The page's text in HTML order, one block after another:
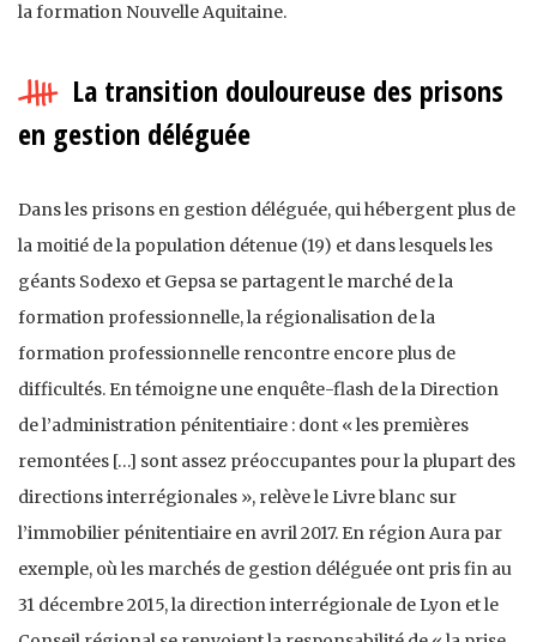
la formation Nouvelle Aquitaine.
La transition douloureuse des prisons
en gestion déléguée
Dans les prisons en gestion déléguée, qui hébergent plus de
la moitié de la population détenue (19) et dans lesquels les
géants Sodexo et Gepsa se partagent le marché de la
formation professionnelle, la régionalisation de la
formation professionnelle rencontre encore plus de
difficultés. En témoigne une enquête-flash de la Direction
de l’administration pénitentiaire : dont « les premières
remontées […] sont assez préoccupantes pour la plupart des
directions interrégionales », relève le Livre blanc sur
l’immobilier pénitentiaire en avril 2017. En région Aura par
exemple, où les marchés de gestion déléguée ont pris fin au
31 décembre 2015, la direction interrégionale de Lyon et le